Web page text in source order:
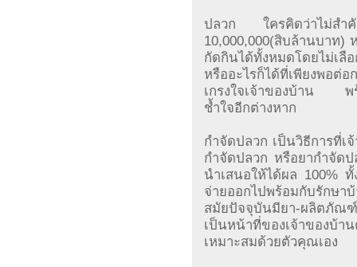
ปลวก ใครคิดว่าไม่ส
10,000,000(สิบล้านบาท)
กัดกินได้ทั้งหมดโดยไม่เลื
หรืออะไรก็ได้ที่เพียงพอต่
เกรงใจเจ้าของบ้าน พร้
ช้ำใจอีกต่างหาก
กำจัดปลวก เป็นวิธีการที่เ
กำจัดปลวก หรือยากำจัด
นำเสนอให้ได้ผล 100%
จ่ายออกไปพร้อมกับรักษ
สมัยปัจจุบันมียา-ผลิตภัณฑ์
เป็นหน้าที่ของเจ้าของบ้า
เหมาะสมด้วยตัวคุณเอง